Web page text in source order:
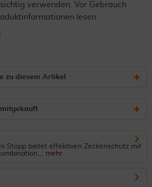
verwenden. Vor Gebrauch
lesen.
zu diesem Artikel
mitgekauft
Stopp bietet effektiven Zeckenschutz mit
mehr